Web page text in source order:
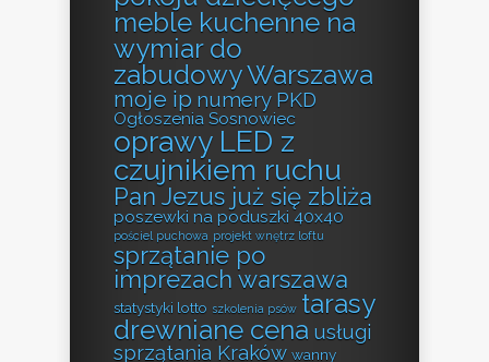
meble kuchenne na
wymiar do
zabudowy Warszawa
moje ip numery PKD
Ogłoszenia Sosnowiec
oprawy LED z
czujnikiem ruchu
Pan Jezus już się zbliża
poszewki na poduszki 40x40
pościel puchowa projekt wnętrz loftu
sprzątanie po
imprezach warszawa
statystyki lotto szkolenia psów tarasy
drewniane cena usługi
sprzątania Kraków wanny